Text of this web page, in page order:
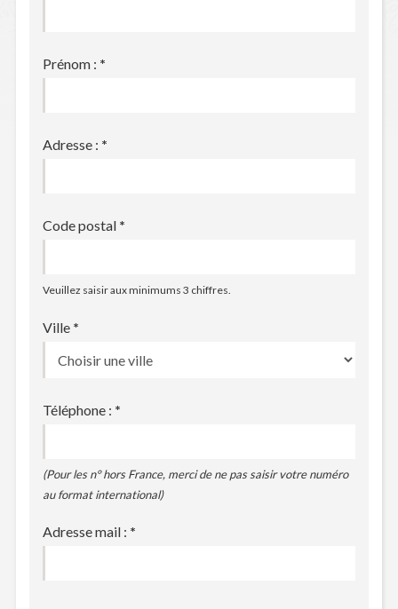
Prénom : *
Adresse : *
Code postal *
Veuillez saisir aux minimums 3 chiffres.
Ville *
Téléphone : *
(Pour les n° hors France, merci de ne pas saisir votre numéro
au format international)
Adresse mail : *